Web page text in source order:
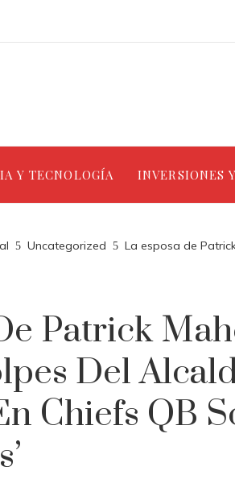
Y TECNOLOGÍA INVERSIONES
Uncategorized La esposa de
Patrick
Del
Chiefs QB